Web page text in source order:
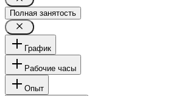
Полная занятость
График
Рабочие часы
Опыт